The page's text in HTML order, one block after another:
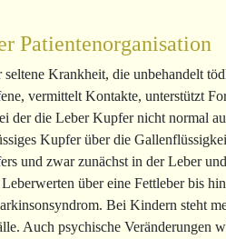
Patientenorganisation
Krankheit, die unbehandelt
vermittelt Kontakte, unterstützt
der die Leber Kupfer nicht normal
Kupfer über die
und zwar zunächst in der Leber
über eine Fettleber bis
Bei Kindern steht
Auch psychische Veränderungen